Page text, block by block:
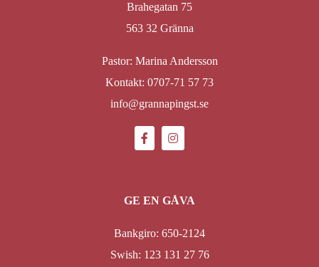
Brahegatan 75
563 32 Gränna
Pastor: Marina Andersson
Kontakt: 0707-71 57 73
info@grannapingst.se
GE EN GÅVA
Bankgiro: 650-2124
Swish: 123 131 27 76